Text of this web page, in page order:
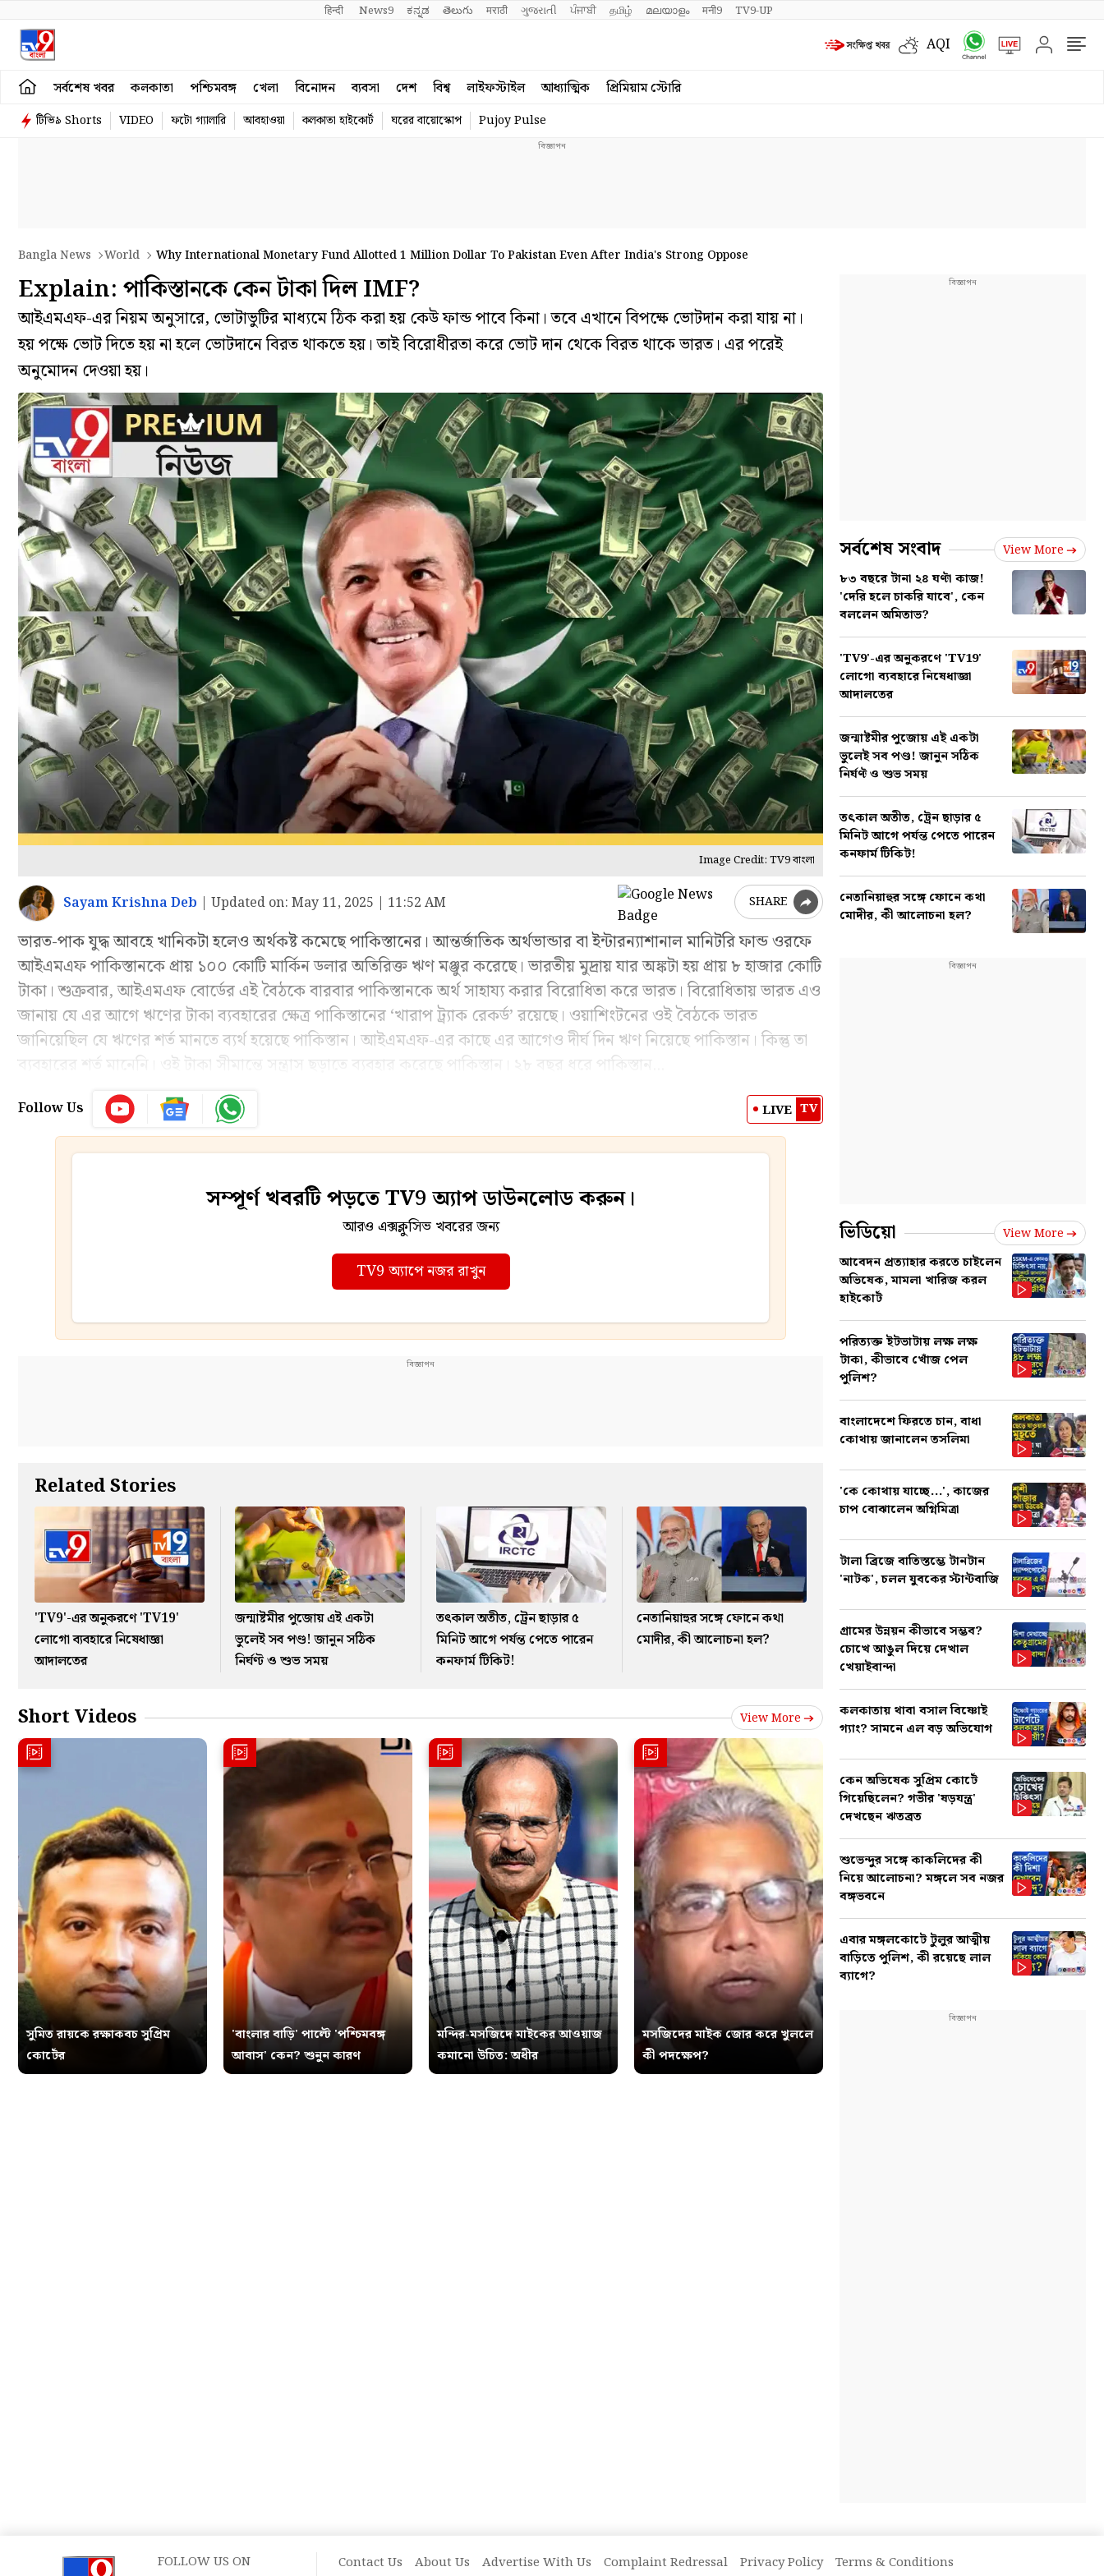
हिन्दी News9 ಕನ್ನಡ తెలుగు मराठी ગુજરાતી ਪੰਜਾਬੀ தமிழ் മലയാളം मनी9 TV9-UP
AQI
সর্বশেষ খবর কলকাতা পশ্চিমবঙ্গ খেলা বিনোদন ব্যবসা দেশ বিশ্ব লাইফস্টাইল আধ্যাত্মিক প্রিমিয়াম স্টোরি
টিভি৯ Shorts VIDEO ফটো গ্যালারি আবহাওয়া কলকাতা হাইকোর্ট ঘরের বায়োস্কোপ Pujoy Pulse
Bangla News World Why International Monetary Fund Allotted 1 Million Dollar To Pakistan Even After India's Strong Oppose
Explain: পাকিস্তানকে কেন টাকা দিল IMF?
আইএমএফ-এর নিয়ম অনুসারে, ভোটাভুটির মাধ্যমে ঠিক করা হয় কেউ ফান্ড পাবে কিনা। তবে এখানে বিপক্ষে ভোটদান করা যায় না।
হয় পক্ষে ভোট দিতে হয় না হলে ভোটদানে বিরত থাকতে হয়। তাই বিরোধীরতা করে ভোট দান থেকে বিরত থাকে ভারত। এর পরেই
অনুমোদন দেওয়া হয়।
Image Credit: TV9 বাংলা
Sayam Krishna Deb | Updated on: May 11, 2025 | 11:52 AM SHARE
ভারত-পাক যুদ্ধ আবহে খানিকটা হলেও অর্থকষ্ট কমেছে পাকিস্তানের। আন্তর্জাতিক অর্থভান্ডার বা ইন্টারন্যাশানাল মানিটরি ফান্ড ওরফে
আইএমএফ পাকিস্তানকে প্রায় ১০০ কোটি মার্কিন ডলার অতিরিক্ত ঋণ মঞ্জুর করেছে। ভারতীয় মুদ্রায় যার অঙ্কটা হয় প্রায় ৮ হাজার কোটি
টাকা। শুক্রবার, আইএমএফ বোর্ডের এই বৈঠকে বারবার পাকিস্তানকে অর্থ সাহায্য করার বিরোধিতা করে ভারত। বিরোধিতায় ভারত এও
জানায় যে এর আগে ঋণের টাকা ব্যবহারের ক্ষেত্র পাকিস্তানের ‘খারাপ ট্র্যাক রেকর্ড’ রয়েছে। ওয়াশিংটনের ওই বৈঠকে ভারত
জানিয়েছিল যে ঋণের শর্ত মানতে ব্যর্থ হয়েছে পাকিস্তান। আইএমএফ-এর কাছে এর আগেও দীর্ঘ দিন ঋণ নিয়েছে পাকিস্তান। কিন্তু তা
ব্যবহারের শর্ত মানেনি। ওই টাকা সীমান্তে সন্ত্রাস ছড়াতে ব্যবহার করেছে পাকিস্তান। ২৮ বছর ধরে পাকিস্তান...
Follow Us LIVE TV
সম্পূর্ণ খবরটি পড়তে TV9 অ্যাপ ডাউনলোড করুন।
আরও এক্সক্লুসিভ খবরের জন্য
TV9 অ্যাপে নজর রাখুন
Related Stories
'TV9'-এর অনুকরণে 'TV19'
লোগো ব্যবহারে নিষেধাজ্ঞা
আদালতের
জন্মাষ্টমীর পুজোয় এই একটা
ভুলেই সব পণ্ড! জানুন সঠিক
নির্ঘণ্ট ও শুভ সময়
তৎকাল অতীত, ট্রেন ছাড়ার ৫
মিনিট আগে পর্যন্ত পেতে পারেন
কনফার্ম টিকিট!
নেতানিয়াহুর সঙ্গে ফোনে কথা
মোদীর, কী আলোচনা হল?
Short Videos View More
সুমিত রায়কে রক্ষাকবচ সুপ্রিম
কোর্টের
'বাংলার বাড়ি' পাল্টে 'পশ্চিমবঙ্গ
আবাস' কেন? শুনুন কারণ
মন্দির-মসজিদে মাইকের আওয়াজ
কমানো উচিত: অধীর
মসজিদের মাইক জোর করে খুললে
কী পদক্ষেপ?
সর্বশেষ সংবাদ View More
৮৩ বছরে টানা ২৪ ঘণ্টা কাজ!
'দেরি হলে চাকরি যাবে', কেন
বললেন অমিতাভ?
'TV9'-এর অনুকরণে 'TV19'
লোগো ব্যবহারে নিষেধাজ্ঞা
আদালতের
জন্মাষ্টমীর পুজোয় এই একটা
ভুলেই সব পণ্ড! জানুন সঠিক
নির্ঘণ্ট ও শুভ সময়
তৎকাল অতীত, ট্রেন ছাড়ার ৫
মিনিট আগে পর্যন্ত পেতে পারেন
কনফার্ম টিকিট!
নেতানিয়াহুর সঙ্গে ফোনে কথা
মোদীর, কী আলোচনা হল?
ভিডিয়ো View More
আবেদন প্রত্যাহার করতে চাইলেন
অভিষেক, মামলা খারিজ করল
হাইকোর্ট
পরিত্যক্ত ইটভাটায় লক্ষ লক্ষ
টাকা, কীভাবে খোঁজ পেল
পুলিশ?
বাংলাদেশে ফিরতে চান, বাধা
কোথায় জানালেন তসলিমা
'কে কোথায় যাচ্ছে...', কাজের
চাপ বোঝালেন অগ্নিমিত্রা
টালা ব্রিজে বাতিস্তম্ভে টানটান
'নাটক', চলল যুবকের স্টান্টবাজি
গ্রামের উন্নয়ন কীভাবে সম্ভব?
চোখে আঙুল দিয়ে দেখাল
খেয়াইবান্দা
কলকাতায় থাবা বসাল বিষ্ণোই
গ্যাং? সামনে এল বড় অভিযোগ
কেন অভিষেক সুপ্রিম কোর্টে
গিয়েছিলেন? গভীর 'ষড়যন্ত্র'
দেখছেন ঋতব্রত
শুভেন্দুর সঙ্গে কাকলিদের কী
নিয়ে আলোচনা? মঙ্গলে সব নজর
বঙ্গভবনে
এবার মঙ্গলকোটে টুলুর আত্মীয়
বাড়িতে পুলিশ, কী রয়েছে লাল
ব্যাগে?
FOLLOW US ON Contact Us About Us Advertise With Us Complaint Redressal Privacy Policy Terms & Conditions